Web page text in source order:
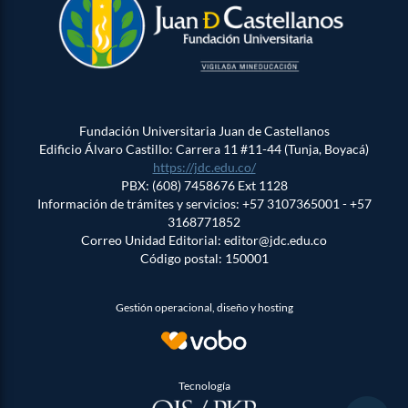
Fundación Universitaria Juan de Castellanos
Edificio Álvaro Castillo: Carrera 11 #11-44 (Tunja, Boyacá)
https://jdc.edu.co/
PBX: (608) 7458676 Ext 1128
Información de trámites y servicios: +57 3107365001 - +57
3168771852
Correo Unidad Editorial: editor@jdc.edu.co
Código postal: 150001
Gestión operacional, diseño y hosting
Tecnología